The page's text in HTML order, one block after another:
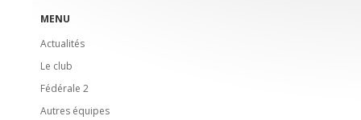
MENU
Actualités
Le club
Fédérale 2
Autres équipes